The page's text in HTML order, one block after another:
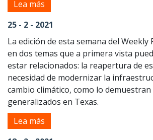
Lea más
25 - 2 - 2021
La edición de esta semana del Weekly
en dos temas que a primera vista
estar relacionados: la reapertura de
necesidad de modernizar la
cambio climático, como lo
generalizados en Texas.
Lea más